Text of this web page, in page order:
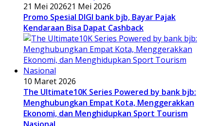
21 Mei 202621 Mei 2026
Promo Spesial DIGI bank bjb, Bayar Pajak
Kendaraan Bisa Dapat Cashback
10 Maret 2026
The Ultimate10K Series Powered by bank bjb:
Menghubungkan Empat Kota, Menggerakkan
Ekonomi, dan Menghidupkan Sport Tourism
Nasional